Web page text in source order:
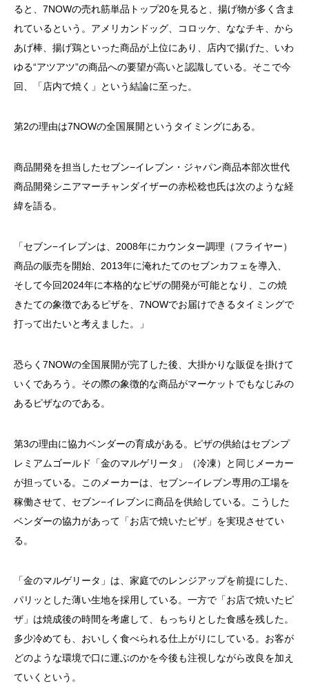
ると、7NOWの売れ筋単品トップ20を見ると、揚げ物が多く含ま
れているという。アメリカンドッグ、コロッケ、ななチキ、から
あげ棒、揚げ鶏といった商品が上位にあり、店内で揚げた、いわ
ゆる“アツアツ”の商品への要望が高いと認識している。そこで今
回、「店内で焼く」という結論に至った。
第2の理由は7NOWの全国展開というタイミングにある。
商品開発を担当したセブン−イレブン・ジャパン商品本部次世代
商品開発シニアマーチャンダイザーの赤松稔也氏は次のような経
緯を語る。
「セブン−イレブンは、2008年にカウンター調理（フライヤー）
商品の販売を開始、2013年に淹れたてのセブンカフェを導入、
そして今回2024年に本格的なピザの開発が可能となり、この焼
きたての象徴であるピザを、7NOWでお届けできるタイミングで
打って出たいと考えました。」
恐らく7NOWの全国展開が完了した後、大掛かりな販促を掛けて
いくであろう。その際の象徴的な商品がマーケットでもなじみの
あるピザなのである。
第3の理由に協力ベンダーの育成がある。ピザの供給はセブンプ
レミアムゴールド「金のマルゲリータ」（冷凍）と同じメーカー
が担っている。このメーカーは、セブン−イレブン専用の工場を
稼働させて、セブン−イレブンに商品を供給している。こうした
ベンダーの協力があって「お店で焼いたピザ」を実現させてい
る。
「金のマルゲリータ」は、家庭でのレンジアップを前提にした、
パリッとした薄い生地を採用している。一方で「お店で焼いたピ
ザ」は焼成後の時間を考慮して、もっちりとした食感を残した。
多少冷めても、おいしく食べられる仕上がりにしている。お客が
どのような環境で口に運ぶのかを今後も注視しながら改良を加え
ていくという。